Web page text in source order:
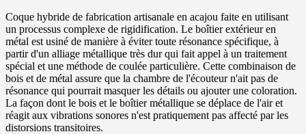
Coque hybride de fabrication artisanale en acajou faite en utilisant
un processus complexe de rigidification. Le boîtier extérieur en
métal est usiné de manière à éviter toute résonance spécifique, à
partir d'un alliage métallique très durqui fait appel à un traitement
spécial et une méthode de coulée particulière. Cette combinaison de
bois et de métal assure que la chambre de l'écouteur n'ait pas de
résonance qui pourrait masquer les détails ou ajouterune coloration.
La façon dont le bois et le boîtier métallique se déplace de l'air et
réagit aux vibrations sonores n'est pratiquement pas affecté par les
distorsions transitoires.